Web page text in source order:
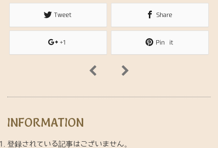
Tweet Share
+1 Pin it
INFORMATION
登録されている記事はございません。